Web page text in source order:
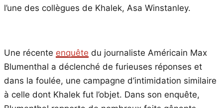
l’une des collègues de Khalek, Asa Winstanley.
Une récente enquête du journaliste Américain Max
Blumenthal a déclenché de furieuses réponses et
dans la foulée, une campagne d’intimidation similaire
à celle dont Khalek fut l’objet. Dans son enquête,